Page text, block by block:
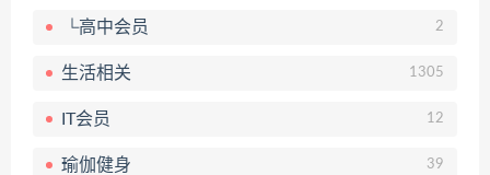
└高中会员 2
生活相关 1305
IT会员 12
瑜伽健身 39